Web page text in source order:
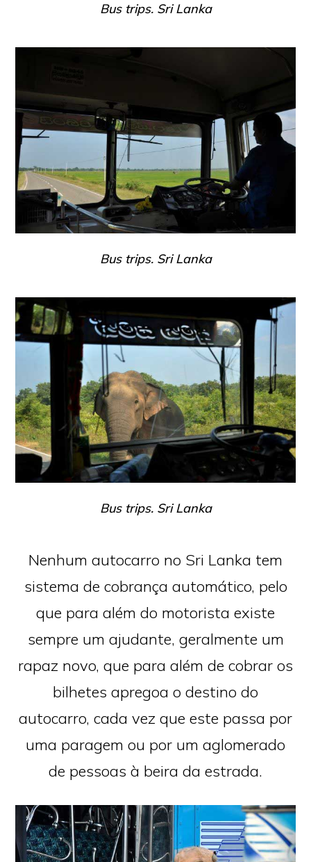
Bus trips. Sri Lanka
Bus trips. Sri Lanka
Bus trips. Sri Lanka
Nenhum autocarro no Sri Lanka tem
sistema de cobrança automático, pelo
que para além do motorista existe
sempre um ajudante, geralmente um
rapaz novo, que para além de cobrar os
bilhetes apregoa o destino do
autocarro, cada vez que este passa por
uma paragem ou por um aglomerado
de pessoas à beira da estrada.